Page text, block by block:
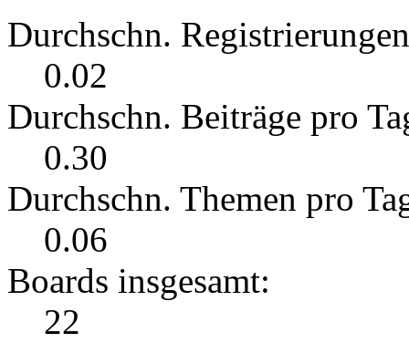
Durchschn.
0.02
Durchschn. Beiträge pro
0.30
Durchschn. Themen pro
0.06
Boards insgesamt:
22